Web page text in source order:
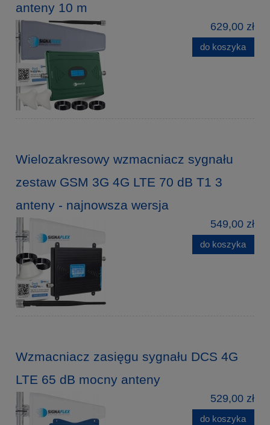
anteny 10 m
629,00 zł
do koszyka
Wielozakresowy wzmacniacz sygnału
zestaw GSM 3G 4G LTE 70 dB T1 3
anteny - najnowsza wersja
549,00 zł
do koszyka
Wzmacniacz zasięgu sygnału DCS 4G
LTE 65 dB mocny anteny
529,00 zł
do koszyka